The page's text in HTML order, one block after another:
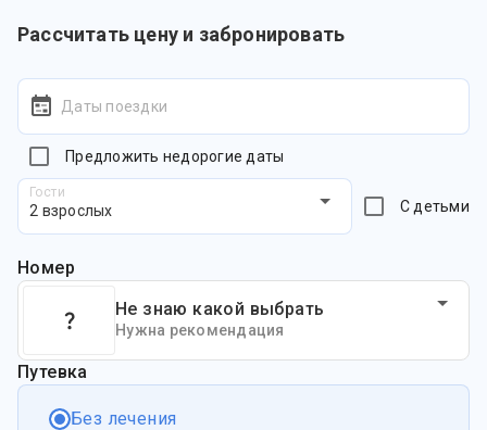
Рассчитать цену и забронировать
Даты поездки
Предложить недорогие даты
Гости
2 взрослых С детьми
Номер
Не знаю какой выбрать
Нужна рекомендация
Путевка
Без лечения